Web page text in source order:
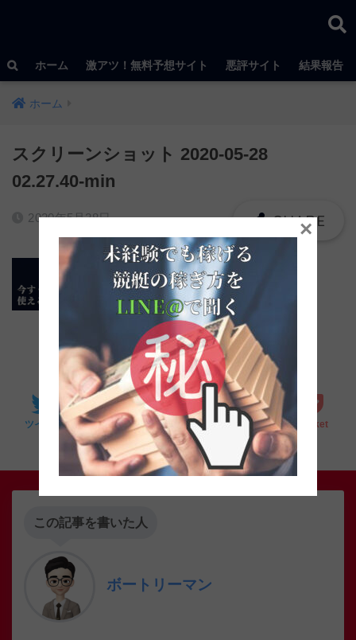
ホーム 激アツ！無料予想サイト 悪評サイト 結果報告
ホーム
スクリーンショット 2020-05-28
02.27.40-min
2020年5月28日
SHARE
ツイート シェア
0
はてブ
0
LINE Pocket
この記事を書いた人
ボートリーマン
×